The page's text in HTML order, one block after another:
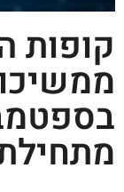
קופות